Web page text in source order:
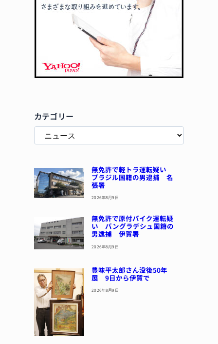
カテゴリー
無免許で軽トラ運転疑い
ブラジル国籍の男逮捕 名
張署
2026年8月9日
無免許で原付バイク運転疑
い バングラデシュ国籍の
男逮捕 伊賀署
2026年8月9日
豊味平太郎さん没後50年
展 9日から伊賀で
2026年8月9日